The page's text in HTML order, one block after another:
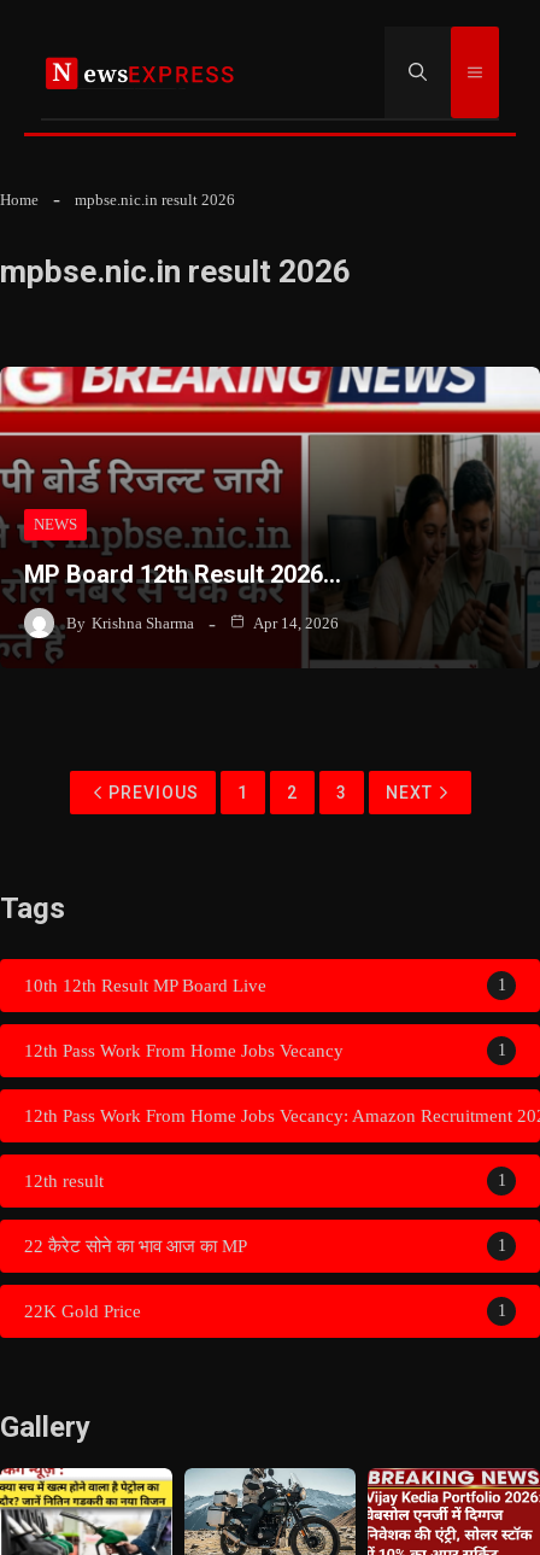
content
Menu
Home mpbse.nic.in result 2026
mpbse.nic.in result 2026
NEWS
MP Board 12th Result 2026…
By Krishna Sharma Apr 14, 2026
PREVIOUS 1 2 3 NEXT
Tags
10th 12th Result MP Board Live 1
12th Pass Work From Home Jobs Vecancy 1
12th Pass Work From Home Jobs Vecancy: Amazon Recruitment
12th result 1
22 कैरेट सोने का भाव आज का MP 1
22K Gold Price 1
Gallery